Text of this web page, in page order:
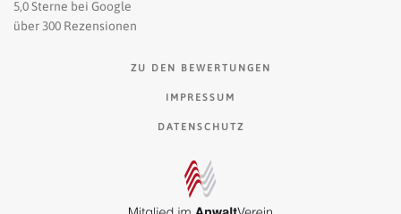
5,0 Sterne bei Google
über 300 Rezensionen
ZU DEN BEWERTUNGEN
IMPRESSUM
DATENSCHUTZ